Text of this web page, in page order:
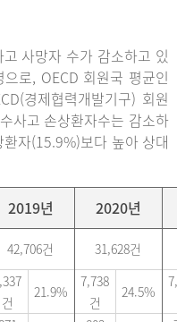
사망자 수가 감소하고 있
로, OECD 회원국 평균인
경제협력개발기구) 회원
사고 손상환자수는 감소하
자(15.9%)보다 높아 상대
2019년
2020년
42,706건 31,628건
건
21.9%
7,738
건
24.5%